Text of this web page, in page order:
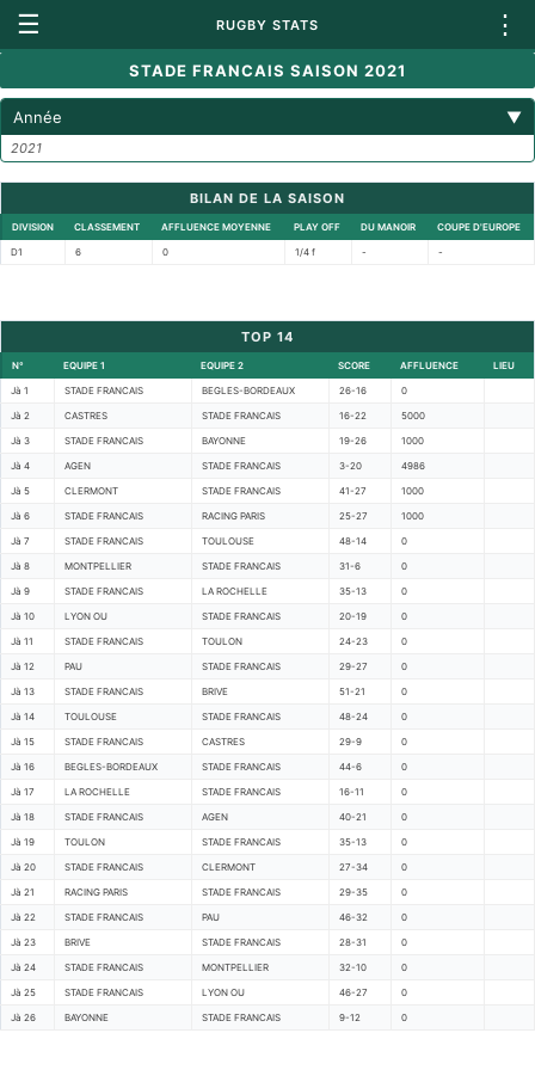
☰ RUGBY STATS ⋮
STADE FRANCAIS SAISON 2021
Année ▼
2021
BILAN DE LA SAISON
DIVISION CLASSEMENT AFFLUENCE MOYENNE PLAY OFF DU MANOIR COUPE D'EUROPE
D1 6 0 1/4 f - -
TOP 14
N° EQUIPE 1 EQUIPE 2 SCORE AFFLUENCE LIEU
Jà 1 STADE FRANCAIS BEGLES-BORDEAUX 26-16 0
Jà 2 CASTRES STADE FRANCAIS 16-22 5000
Jà 3 STADE FRANCAIS BAYONNE 19-26 1000
Jà 4 AGEN STADE FRANCAIS 3-20 4986
Jà 5 CLERMONT STADE FRANCAIS 41-27 1000
Jà 6 STADE FRANCAIS RACING PARIS 25-27 1000
Jà 7 STADE FRANCAIS TOULOUSE 48-14 0
Jà 8 MONTPELLIER STADE FRANCAIS 31-6 0
Jà 9 STADE FRANCAIS LA ROCHELLE 35-13 0
Jà 10 LYON OU STADE FRANCAIS 20-19 0
Jà 11 STADE FRANCAIS TOULON 24-23 0
Jà 12 PAU STADE FRANCAIS 29-27 0
Jà 13 STADE FRANCAIS BRIVE 51-21 0
Jà 14 TOULOUSE STADE FRANCAIS 48-24 0
Jà 15 STADE FRANCAIS CASTRES 29-9 0
Jà 16 BEGLES-BORDEAUX STADE FRANCAIS 44-6 0
Jà 17 LA ROCHELLE STADE FRANCAIS 16-11 0
Jà 18 STADE FRANCAIS AGEN 40-21 0
Jà 19 TOULON STADE FRANCAIS 35-13 0
Jà 20 STADE FRANCAIS CLERMONT 27-34 0
Jà 21 RACING PARIS STADE FRANCAIS 29-35 0
Jà 22 STADE FRANCAIS PAU 46-32 0
Jà 23 BRIVE STADE FRANCAIS 28-31 0
Jà 24 STADE FRANCAIS MONTPELLIER 32-10 0
Jà 25 STADE FRANCAIS LYON OU 46-27 0
Jà 26 BAYONNE STADE FRANCAIS 9-12 0